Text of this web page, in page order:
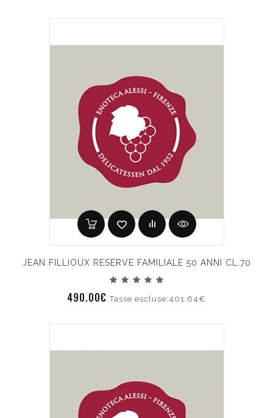
JEAN FILLIOUX RESERVE FAMILIALE 50 ANNI CL.70
490.00€Tasse escluse:401.64€